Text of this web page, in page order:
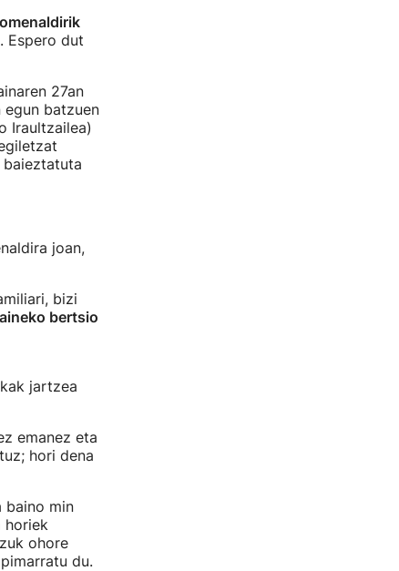
Espero dut
27an
batzuen
Iraultzailea)
baieztatuta
joan,
bizi
bertsio
jartzea
emanez eta
hori dena
baino min
horiek
ohore
du.